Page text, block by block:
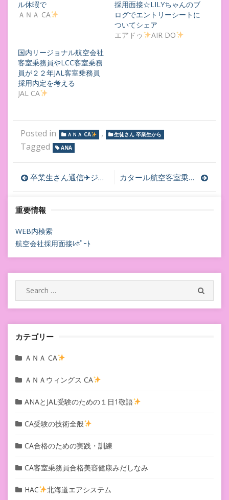
ル休暇で
ＡＮＡ CA
採用面接☆LILYちゃんのブ
ログでエントリーシートに
ついてシェア
エアドゥ
AIR DO
国内リージョナル航空会社
客室乗務員やLCC客室乗務
員が２２年JAL客室乗務員
採用内定を考える
JAL CA
Posted in ＡＮＡ CA , 生徒さん 卒業生から
Tagged ANA
投
稿
ナ
ビ
ゲ
ー
シ
ョ
ン
卒業生さん通信✈ジェットスター カタール航空客室乗務員採用面接始まる✈︎カタール航空客室乗務員採用エントリー
重要情報
WEB内検索
航空会社採用面接ﾚﾎﾟｰﾄ
Search
for:
カテゴリー
ＡＮＡ CA
ＡＮＡウィングス CA
ANAとJAL受験のための１日1敬語
CA受験の技術全般
CA合格のための実践・訓練
CA客室乗務員合格美容健康みだしなみ
HAC 北海道エアシステム